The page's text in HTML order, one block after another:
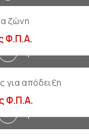
ζώνη
Φ.Π.Α.
για απόδειξη
Φ.Π.Α.